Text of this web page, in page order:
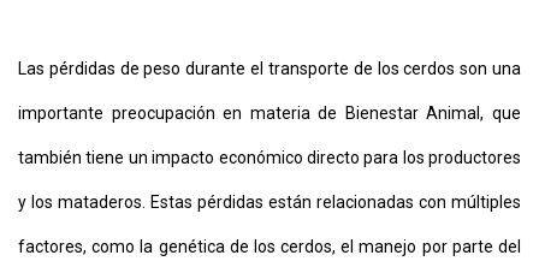
Las pérdidas de peso durante el transporte de los cerdos son una
importante preocupación en materia de Bienestar Animal, que
también tiene un impacto económico directo para los productores
y los mataderos. Estas pérdidas están relacionadas con múltiples
factores, como la genética de los cerdos, el manejo por parte del